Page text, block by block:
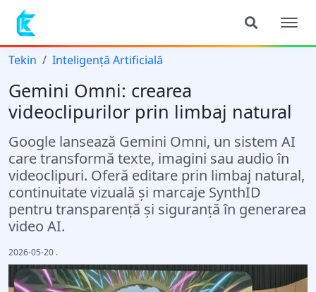
Tekin Inteligență Artificială
Gemini Omni: crearea
videoclipurilor prin limbaj natural
Google lansează Gemini Omni, un sistem AI
care transformă texte, imagini sau audio în
videoclipuri. Oferă editare prin limbaj natural,
continuitate vizuală și marcaje SynthID
pentru transparență și siguranță în generarea
video AI.
2026-05-20 .